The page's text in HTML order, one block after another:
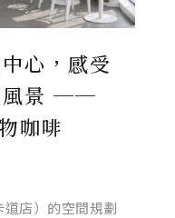
心，感受
風景 ──
咖啡
店）的空間規劃